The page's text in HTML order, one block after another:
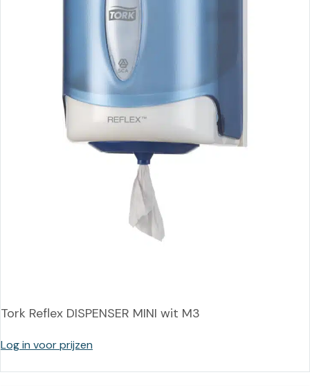
Tork Reflex DISPENSER MINI wit M3
Log in voor prijzen